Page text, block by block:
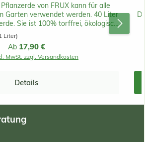
von FRUX kann für alle
Garten verwendet werden. 40 Liter
Sie ist 100% torffrei, ökologisch
Wir empfehlen bei
die Giesswasserqualität zu achten,
immer wenn möglich weiches
Regenwasser!
Liter)
Regulärer Preis:
Ab 17,90 €
MwSt. zzgl. Versandkosten
Details